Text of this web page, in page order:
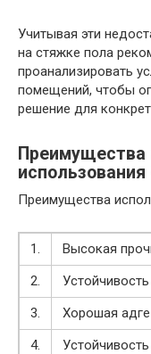
Учитывая эти
на стяжке пола
проанализировать
помещений, чтобы
решение для
Преимущества
Преимущества
1.
Высокая
2.
Устойчивость
3.
Хорошая
4.